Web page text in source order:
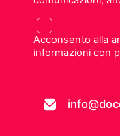
Acconsento alla
informazioni con